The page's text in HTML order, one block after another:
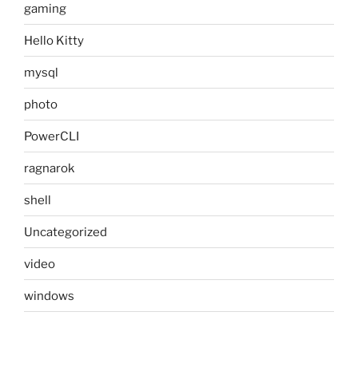
gaming
Hello Kitty
mysql
photo
PowerCLI
ragnarok
shell
Uncategorized
video
windows